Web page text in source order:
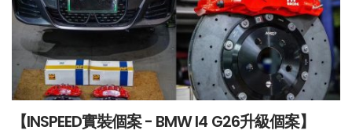
【INSPEED實裝個案 - BMW I4 G26升級個案】